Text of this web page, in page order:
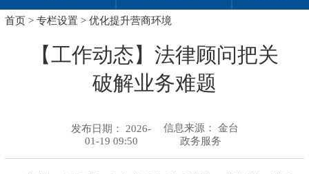
首页 >专栏设置 >优化提升营商环境
【工作动态】法律顾问把关
破解业务难题
发布日期： 2026-
01-19 09:50
信息来源： 金台
政务服务